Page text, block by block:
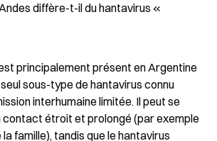
diffère-t-il du hantavirus «
principalement présent en Argentine
seul sous-type de hantavirus connu
interhumaine limitée. Il peut se
contact étroit et prolongé (par exemple
famille), tandis que le hantavirus